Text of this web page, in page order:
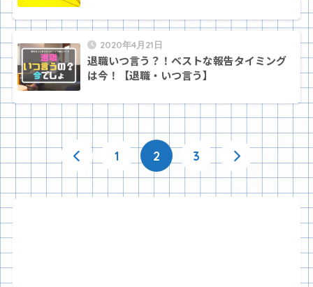
2020年4月21日
退職いつ言う？！ベストな報告タイミング
は今！【退職・いつ言う】
1 2 3